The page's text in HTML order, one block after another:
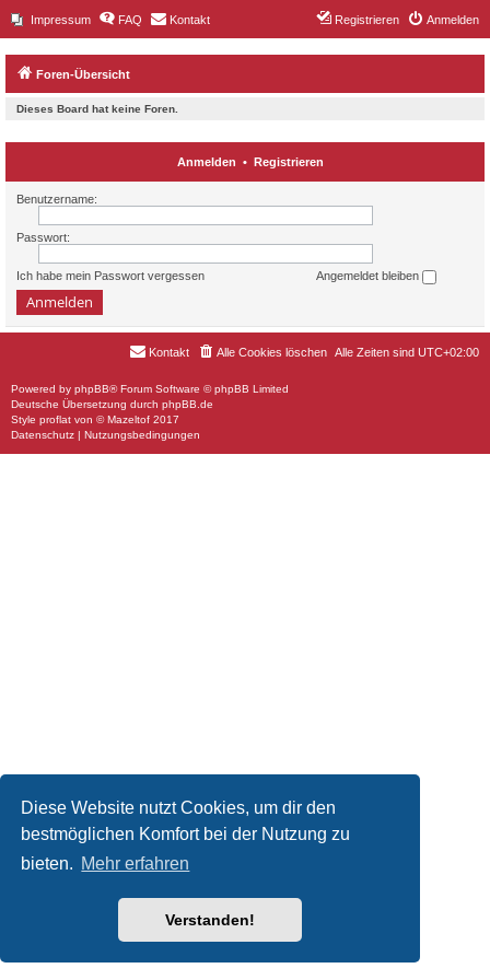
Diese Website nutzt Cookies, um dir den
bestmöglichen Komfort bei der Nutzung zu
bieten. Mehr erfahren
Verstanden!
Impressum FAQ Kontakt Anmelden
Registrieren
Foren-Übersicht
Dieses Board hat keine Foren.
Anmelden • Registrieren
Benutzername:
Passwort:
Ich habe mein Passwort vergessen Angemeldet bleiben
Alle Zeiten sind UTC+02:00
Alle Cookies löschen
Kontakt
Powered by phpBB® Forum Software © phpBB Limited
Deutsche Übersetzung durch phpBB.de
Style proflat von ©Mazeltof 2017
Datenschutz | Nutzungsbedingungen